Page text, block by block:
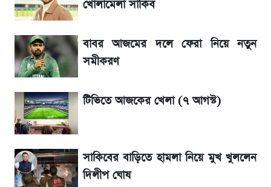
তাপমাত্রা নিয়ে নতুন পূর্বাভাস দিল আবহাওয়া অফিস
১৮০ দিনের মূল্যায়ন শেষে মন্ত্রিসভায় পরিবর্তন
রবির বড় সাফল্য! আয় কম বাড়লেও রেকর্ড মুনাফা ও
গ্রাহক বৃদ্ধি
পুরোনোটি ২৪ বছর ধরে নিষ্ক্রিয়
খোলামেলা সাকিব
বাবর আজমের দলে ফেরা নিয়ে নতুন
সমীকরণ
টিভিতে আজকের খেলা (৭ আগস্ট)
সাকিবের বাড়িতে হামলা নিয়ে মুখ খুললেন
দিলীপ ঘোষ